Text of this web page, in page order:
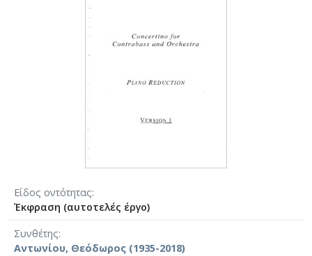
Είδος οντότητας
Έκφραση (αυτοτελές έργο)
Συνθέτης
Αντωνίου, Θεόδωρος (1935-2018)